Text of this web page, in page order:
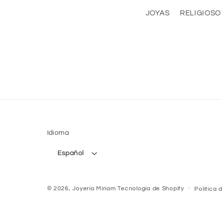
JOYAS RELIGIOSO
Idioma
Español
© 2026,Joyería Miriam Tecnología de Shopify Política